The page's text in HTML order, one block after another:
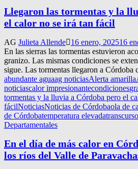
Llegaron las tormentas y la
el calor no se irá tan fácil
AG Julieta Allende 16 enero, 202516
En las sierras las tormentas estuvieron
granizo. Las mismas condiciones se
sigue. Las tormentas llegaron a Córdoba
abundante aguaag noticiasAlerta amarilla
noticiascalor impresionantecondiciones
tormentas y la lluvia a Córdoba pero el
fácilNoticiasNoticias de Córdobaola de
de Córdobatemperatura elevada
Departamentales
En el día de más calor en
los ríos del Valle de